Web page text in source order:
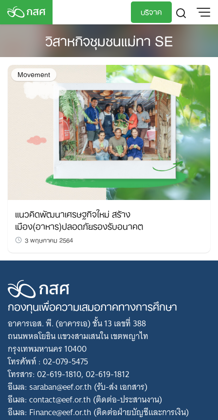
Skip
บริจาค
TH
วิสาหกิจชุมชนแม่ทา SE
Movement
แนวคิดพัฒนาเศรษฐกิจใหม่ สร้าง
เมือง(อาหาร)ปลอดภัยรองรับอนาคต
3 พฤษภาคม 2564
กองทุนเพื่อความเสมอภาคทางการศึกษา
อาคารเอส. พี. (อาคารเอ) ชั้น 13 เลขที่ 388
ถนนพหลโยธิน แขวงสามเสนใน เขตพญาไท
กรุงเทพมหานคร 10400
โทรศัพท์ : 02-079-5475
โทรสาร: 02-619-1810, 02-619-1812
อีเมล: saraban@eef.or.th (รับ-ส่ง เอกสาร)
อีเมล: contact@eef.or.th (ติดต่อ-ประสานงาน)
อีเมล: Finance@eef.or.th (ติดต่อฝ่ายบัญชีและการเงิน)